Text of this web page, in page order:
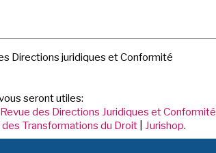
Directions juridiques et Conformité
seront utiles:
Revue des Directions Juridiques et Conformité
Transformations du Droit
Jurishop.